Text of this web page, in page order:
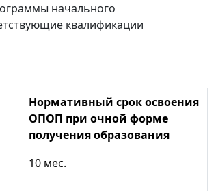
начального
квалификации
Нормативный срок освоения
ОПОП при очной форме
получения образования
10 мес.